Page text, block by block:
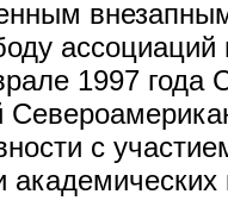
1997 года
с